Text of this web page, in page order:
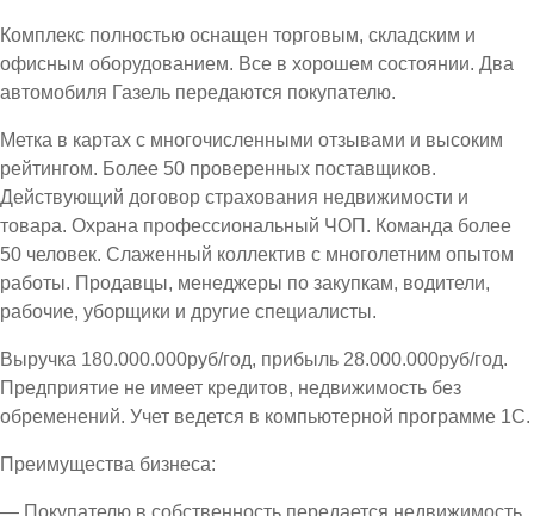
Комплекс полностью оснащен торговым, складским и
офисным оборудованием. Все в хорошем состоянии. Два
автомобиля Газель передаются покупателю.
Метка в картах с многочисленными отзывами и высоким
рейтингом. Более 50 проверенных поставщиков.
Действующий договор страхования недвижимости и
товара. Охрана профессиональный ЧОП. Команда более
50 человек. Слаженный коллектив с многолетним опытом
работы. Продавцы, менеджеры по закупкам, водители,
рабочие, уборщики и другие специалисты.
Выручка 180.000.000руб/год, прибыль 28.000.000руб/год.
Предприятие не имеет кредитов, недвижимость без
обременений. Учет ведется в компьютерной программе 1С.
Преимущества бизнеса:
— Покупателю в собственность передается недвижимость